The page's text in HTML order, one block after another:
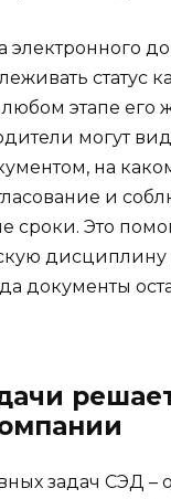
электронного
статус
этапе его
могут
на
и
сроки. Это
документы
задач СЭД –